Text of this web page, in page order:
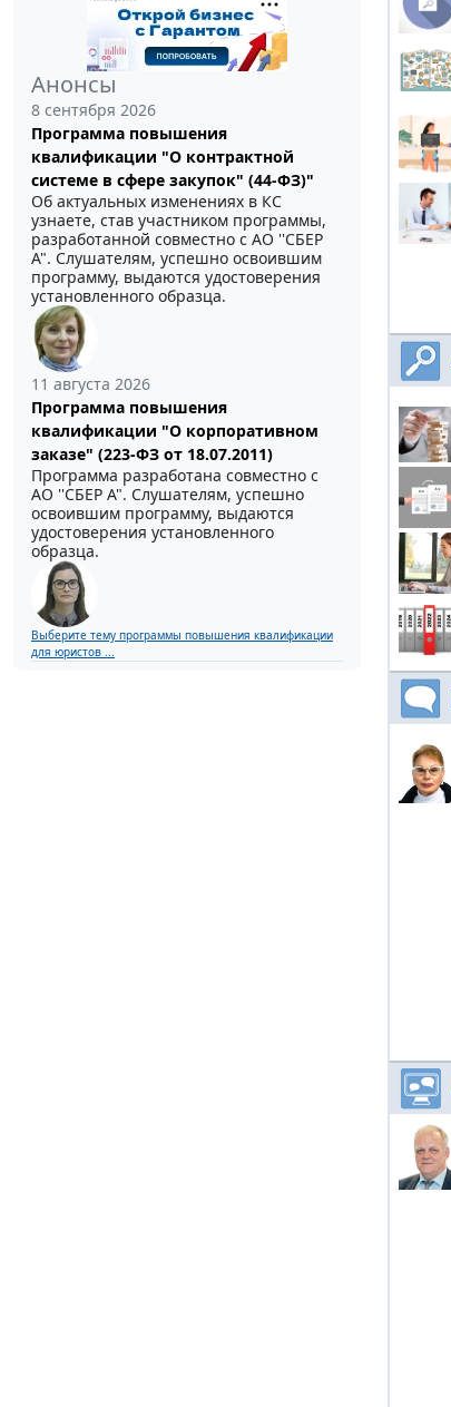
Анонсы
8 сентября 2026
Программа повышения
квалификации "О контрактной
системе в сфере закупок" (44-ФЗ)"
Об актуальных изменениях в КС
узнаете, став участником программы,
разработанной совместно с АО ''СБЕР
А". Слушателям, успешно освоившим
программу, выдаются удостоверения
установленного образца.
11 августа 2026
Программа повышения
квалификации "О корпоративном
заказе" (223-ФЗ от 18.07.2011)
Программа разработана совместно с
АО ''СБЕР А". Слушателям, успешно
освоившим программу, выдаются
удостоверения установленного
образца.
Выберите тему программы повышения квалификации
для юристов ...